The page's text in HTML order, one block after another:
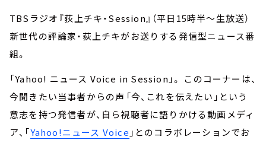
TBSラジオ『荻上チキ・Session』（平日15時半～生放送）
新世代の評論家・荻上チキがお送りする発信型ニュース番
組。
「Yahoo! ニュース Voice in Session」。 このコーナーは、
今聞きたい当事者からの声――「今、これを伝えたい」という
意志を持つ発信者が、自ら視聴者に語りかける動画メディ
ア、「Yahoo!ニュース Voice 」とのコラボレーションでお